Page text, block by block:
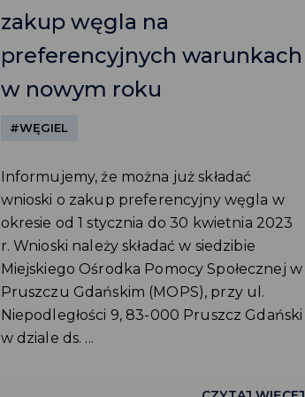
zakup węgla na
preferencyjnych warunkach
w nowym roku
#WĘGIEL
Informujemy, że można już składać
wnioski o zakup preferencyjny węgla w
okresie od 1 stycznia do 30 kwietnia 2023
r. Wnioski należy składać w siedzibie
Miejskiego Ośrodka Pomocy Społecznej w
Pruszczu Gdańskim (MOPS), przy ul.
Niepodległości 9, 83-000 Pruszcz Gdański
w dziale ds. ...